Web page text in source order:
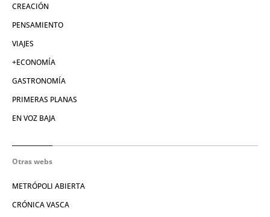
CREACIÓN
PENSAMIENTO
VIAJES
+ECONOMÍA
GASTRONOMÍA
PRIMERAS PLANAS
EN VOZ BAJA
Otras webs
METRÓPOLI ABIERTA
CRÓNICA VASCA